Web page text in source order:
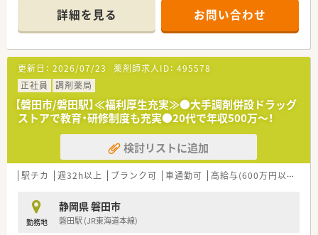
・自らクリニックや施設を誘致し地域医療発信機関を造り出して
います。
・患者目線の店舗作りを行っており、投薬は双方座れる対面型カ
ウンターを整備しています。
・外部講師を招いた勉強会開催など、研修にも力を入れている企
業です。
＼ こんな方にオススメです ／
地域に根差してお仕事をしたい方！いろいろな店舗で経験を積み
たい方！
総合職と地域職の2コースから選択◎途中変更も可能です☆
まだまだ自分は発展途上！研修制度が充実している会社がいい方
にオススメ◎
研修会など
外部の研修を受ける際の費用も会社が一部負担してくれます☆
成長できる環境が準備されていますよ！
詳細を見る お問い合わせ
更新日： 2026/07/23 薬剤師求人ID： 495578
正社員
調剤薬局
【磐田市/磐田駅】≪福利厚生充実≫●大手調剤併設ドラッグ
ストアで教育・研修制度も充実●20代で年収500万～！
検討リストに追加
駅チカ 週32h以上 ブランク可 車通勤可 高給与(600万円以上)
勤務地
静岡県 磐田市
磐田駅 (JR東海道本線)